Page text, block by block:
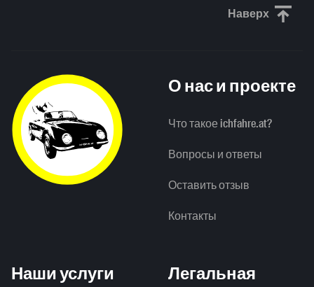
Наверх
О нас и проекте
Что такое ichfahre.at?
Вопросы и ответы
Оставить отзыв
Контакты
Наши услуги
Легальная